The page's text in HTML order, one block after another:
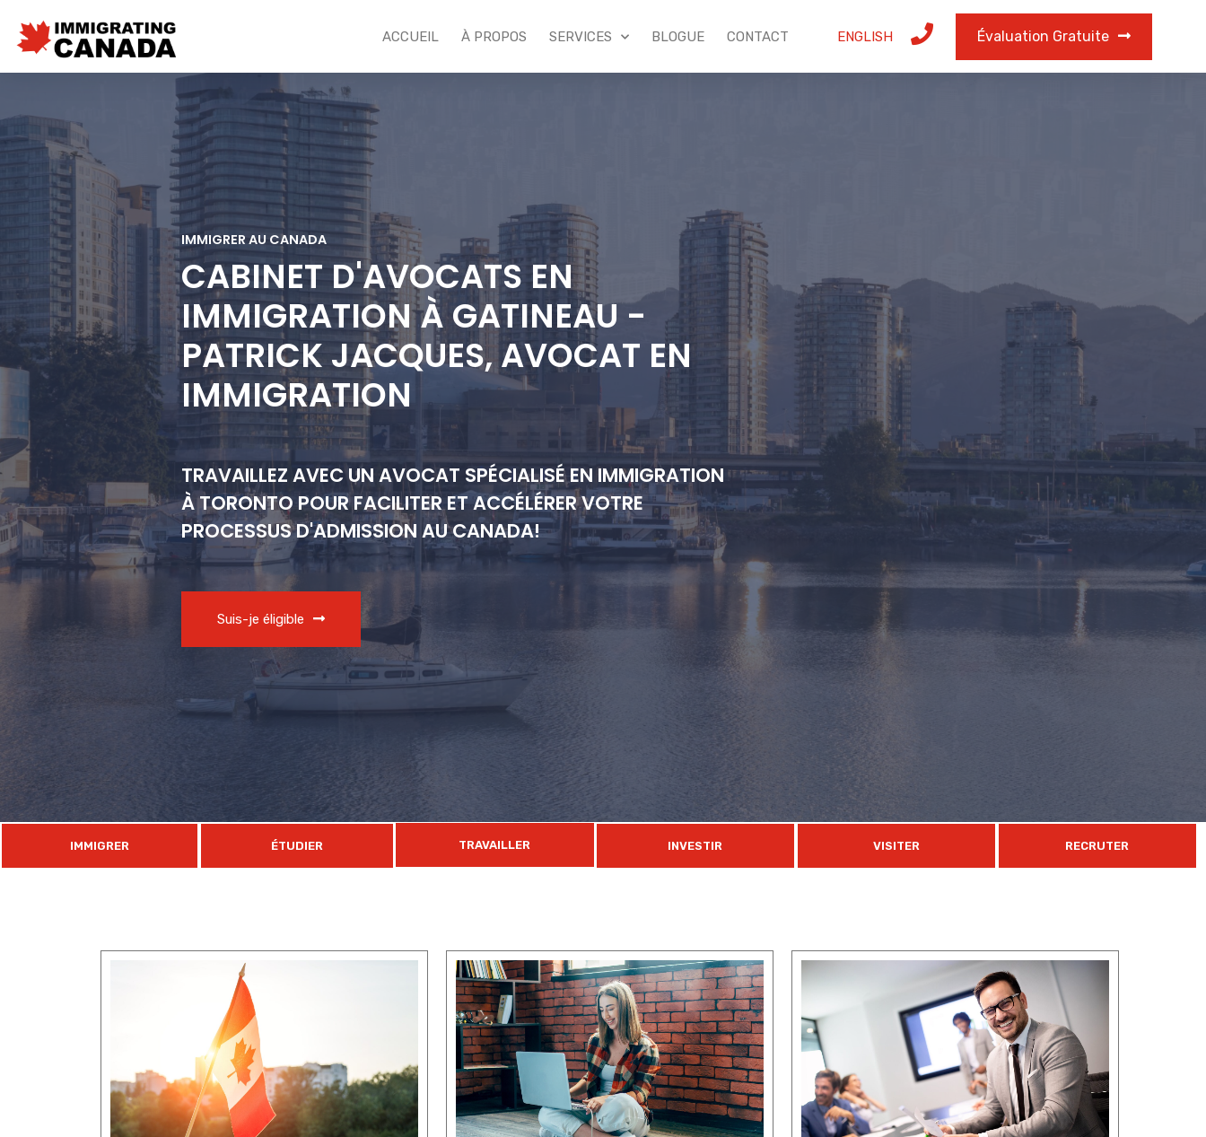
ACCUEIL À PROPOS SERVICES BLOGUE CONTACT ENGLISH Évaluation Gratuite
IMMIGRER AU CANADA
CABINET D'AVOCATS EN
IMMIGRATION À GATINEAU -
PATRICK JACQUES, AVOCAT EN
IMMIGRATION
TRAVAILLEZ AVEC UN AVOCAT SPÉCIALISÉ EN IMMIGRATION
À TORONTO POUR FACILITER ET ACCÉLÉRER VOTRE
PROCESSUS D'ADMISSION AU CANADA!
Suis-je éligible
IMMIGRER ÉTUDIER TRAVAILLER INVESTIR VISITER RECRUTER